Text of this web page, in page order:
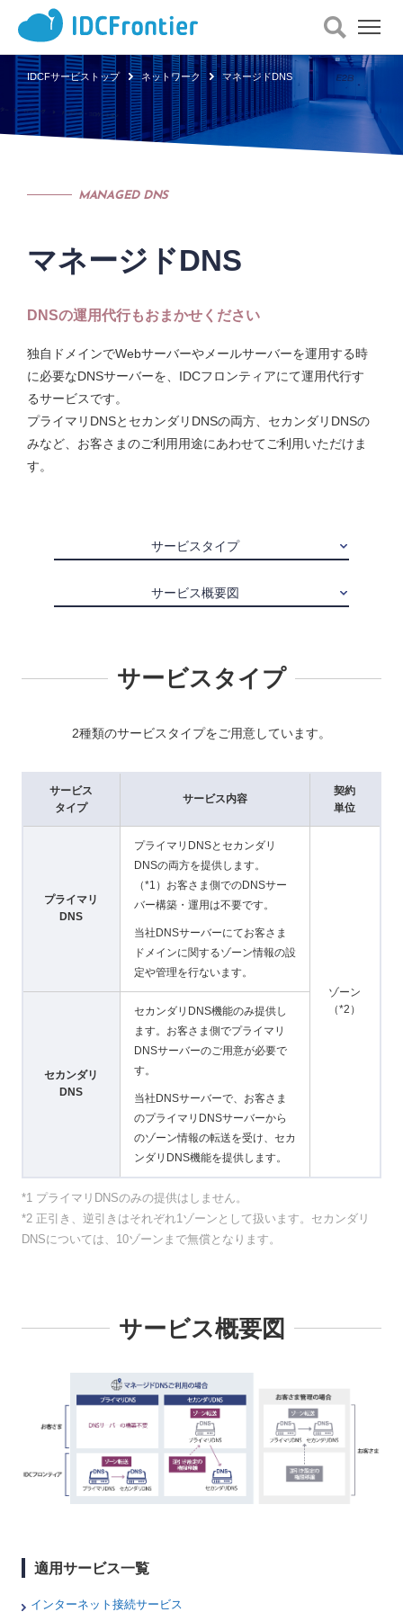
メ
ュ
ー
を
く
IDCFサービストップ ネットワーク マネージドDNS
MANAGED DNS
マネージドDNS
DNSの運用代行もおまかせください
独自ドメインでWebサーバーやメールサーバーを運用する時
に必要なDNSサーバーを、IDCフロンティアにて運用代行す
るサービスです。
プライマリDNSとセカンダリDNSの両方、セカンダリDNSの
みなど、お客さまのご利用用途にあわせてご利用いただけま
す。
サービスタイプ
サービス概要図
サービスタイプ
2種類のサービスタイプをご用意しています。
サービス
タイプ
サービス内容
契約
単位
プライマリ
DNS
プライマリDNSとセカンダリ
DNSの両方を提供します。
（*1）お客さま側でのDNSサー
バー構築・運用は不要です。
当社DNSサーバーにてお客さま
ドメインに関するゾーン情報の設
定や管理を行ないます。
ゾーン
（*2）
セカンダリ
DNS
セカンダリDNS機能のみ提供し
ます。お客さま側でプライマリ
DNSサーバーのご用意が必要で
す。
当社DNSサーバーで、お客さま
のプライマリDNSサーバーから
のゾーン情報の転送を受け、セカ
ンダリDNS機能を提供します。
*1 プライマリDNSのみの提供はしません。
*2 正引き、逆引きはそれぞれ1ゾーンとして扱います。セカンダリ
DNSについては、10ゾーンまで無償となります。
サービス概要図
適用サービス一覧
インターネット接続サービス